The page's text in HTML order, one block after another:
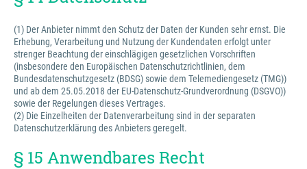
(1) Der Anbieter nimmt den Schutz der Daten der Kunden sehr ernst. Die
Erhebung, Verarbeitung und Nutzung der Kundendaten erfolgt unter
strenger Beachtung der einschlägigen gesetzlichen Vorschriften
(insbesondere den Europäischen Datenschutzrichtlinien, dem
Bundesdatenschutzgesetz (BDSG) sowie dem Telemediengesetz (TMG))
und ab dem 25.05.2018 der EU-Datenschutz-Grundverordnung (DSGVO))
sowie der Regelungen dieses Vertrages.
(2) Die Einzelheiten der Datenverarbeitung sind in der separaten
Datenschutzerklärung des Anbieters geregelt.
§ 15 Anwendbares Recht